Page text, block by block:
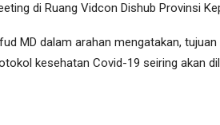
di Ruang Vidcon Dishub Provinsi
MD dalam arahan mengatakan,
kesehatan Covid-19 seiring akan